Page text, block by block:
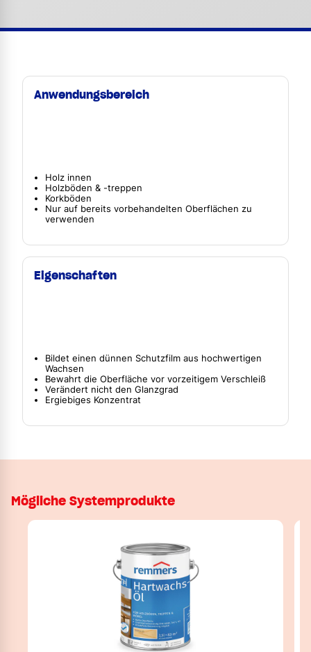
Anwendungsbereich
Holz innen
Holzböden & -treppen
Korkböden
Nur auf bereits vorbehandelten Oberflächen zu
verwenden
Eigenschaften
Bildet einen dünnen Schutzfilm aus hochwertigen
Wachsen
Bewahrt die Oberfläche vor vorzeitigem Verschleiß
Verändert nicht den Glanzgrad
Ergiebiges Konzentrat
Mögliche Systemprodukte